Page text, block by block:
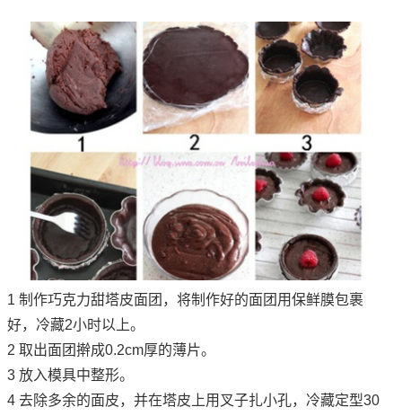
1 制作巧克力甜塔皮面团，将制作好的面团用保鲜膜包裹
好，冷藏2小时以上。
2 取出面团擀成0.2cm厚的薄片。
3 放入模具中整形。
4 去除多余的面皮，并在塔皮上用叉子扎小孔，冷藏定型30